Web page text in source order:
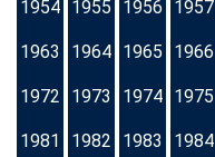
1954 1955 1956 1957
1963 1964 1965 1966
1972 1973 1974 1975
1981 1982 1983 1984